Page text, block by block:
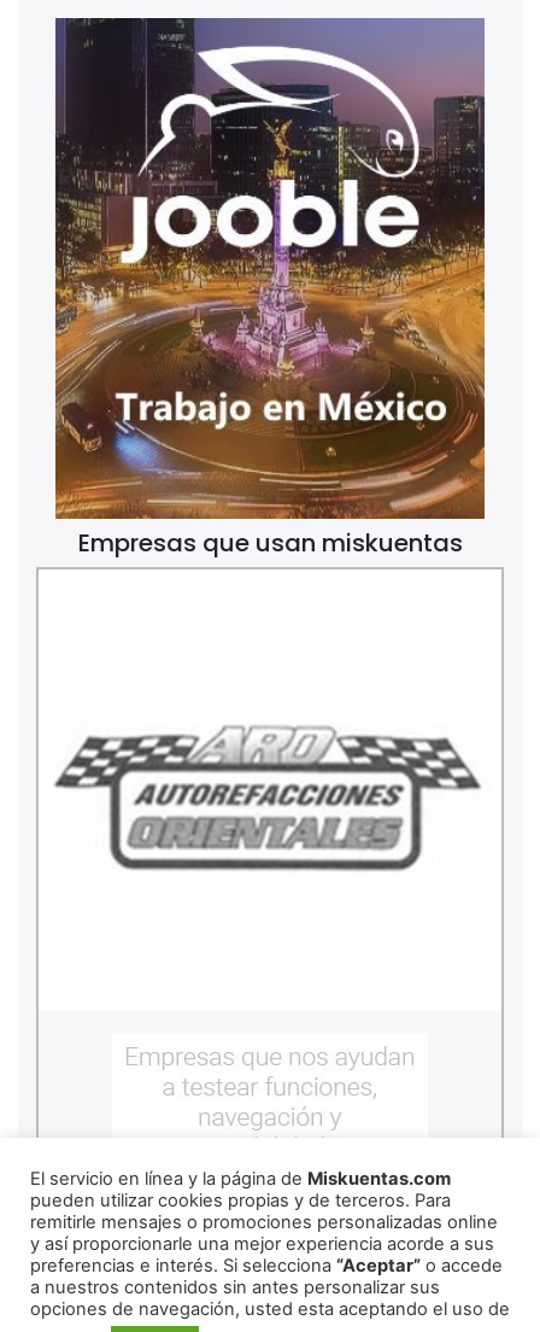
Empresas que usan miskuentas
El servicio en línea y la página de Miskuentas.com
pueden utilizar cookies propias y de terceros. Para
remitirle mensajes o promociones personalizadas online
y así proporcionarle una mejor experiencia acorde a sus
preferencias e interés. Si selecciona “Aceptar” o accede
a nuestros contenidos sin antes personalizar sus
opciones de navegación, usted esta aceptando el uso de